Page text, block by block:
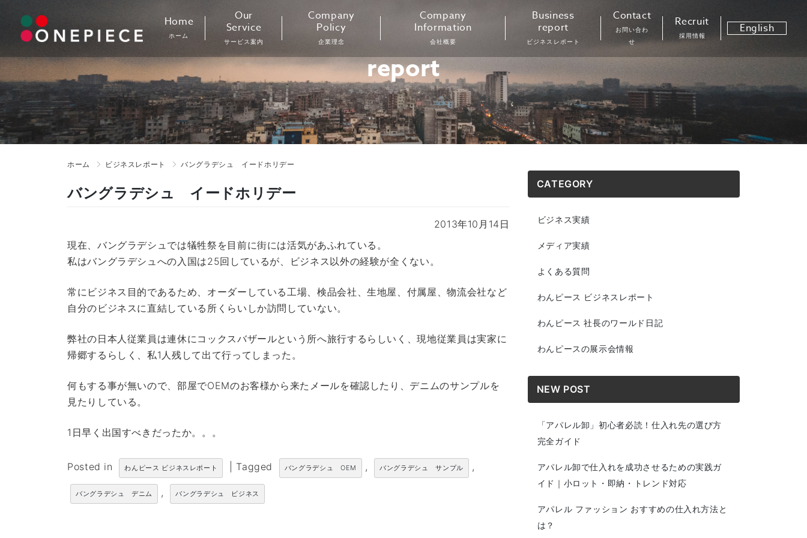
content
Home
ホーム
Our
Service
サービス案内
Company
Policy
企業理念
Company
Information
会社概要
Business
report
ビジネスレポート
Contact
お問い合わ
せ
Recruit
採用情報 English
report
ホーム ビジネスレポート バングラデシュ イードホリデー
バングラデシュ イードホリデー
2013年10月14日
現在、バングラデシュでは犠牲祭を目前に街には活気があふれている。
私はバングラデシュへの入国は25回しているが、ビジネス以外の経験が全くない。
常にビジネス目的であるため、オーダーしている工場、検品会社、生地屋、付属屋、物流会社など
自分のビジネスに直結している所くらいしか訪問していない。
弊社の日本人従業員は連休にコックスバザールという所へ旅行するらしいく、現地従業員は実家に
帰郷するらしく、私1人残して出て行ってしまった。
何もする事が無いので、部屋でOEMのお客様から来たメールを確認したり、デニムのサンプルを
見たりしている。
1日早く出国すべきだったか。。。
Posted in わんピース ビジネスレポート Tagged バングラデシュ OEM , バングラデシュ サンプル ,
バングラデシュ デニム , バングラデシュ ビジネス
CATEGORY
ビジネス実績
メディア実績
よくある質問
わんピース ビジネスレポート
わんピース 社長のワールド日記
わんピースの展示会情報
NEW POST
「アパレル卸」初心者必読！仕入れ先の選び方
完全ガイド
アパレル卸で仕入れを成功させるための実践ガ
イド｜小ロット・即納・トレンド対応
アパレル ファッション おすすめの仕入れ方法と
は？